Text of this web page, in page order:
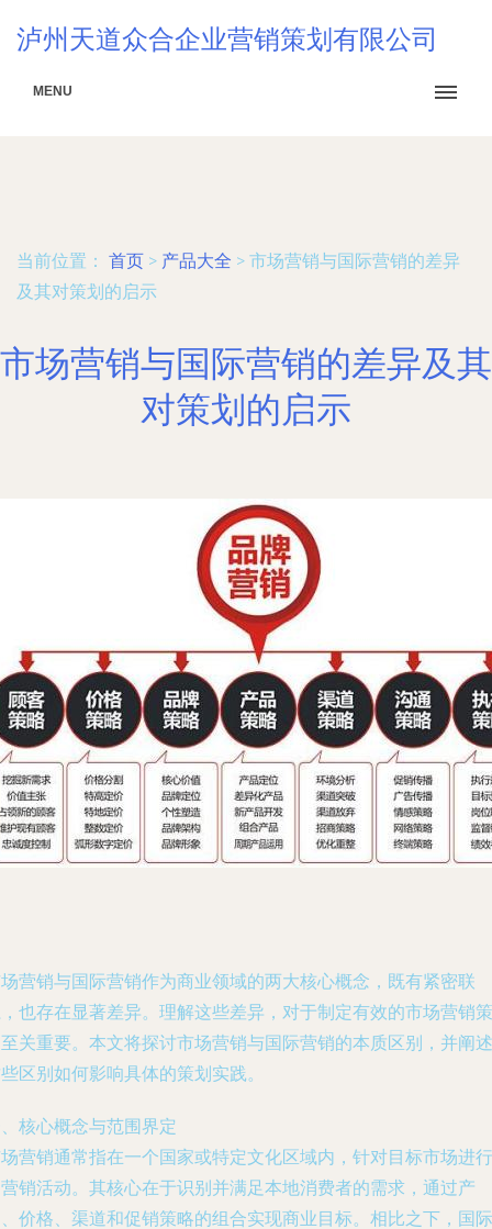
泸州天道众合企业营销策划有限公司
MENU
当前位置： 首页 > 产品大全 > 市场营销与国际营销的差异
及其对策划的启示
市场营销与国际营销的差异及其
对策划的启示
营销与国际营销作为商业领域的两大核心概念，既有紧密联
也存在显著差异。理解这些差异，对于制定有效的市场营销策
关重要。本文将探讨市场营销与国际营销的本质区别，并阐述
区别如何影响具体的策划实践。
核心概念与范围界定
营销通常指在一个国家或特定文化区域内，针对目标市场进行
销活动。其核心在于识别并满足本地消费者的需求，通过产
价格、渠道和促销策略的组合实现商业目标。相比之下，国际